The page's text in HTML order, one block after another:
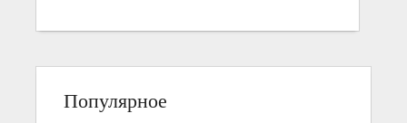
Популярное